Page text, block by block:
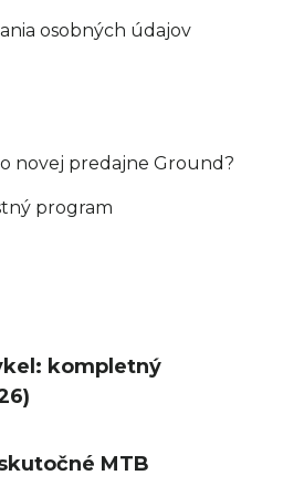
osobných údajov
novej predajne Ground?
program
kompletný
MTB